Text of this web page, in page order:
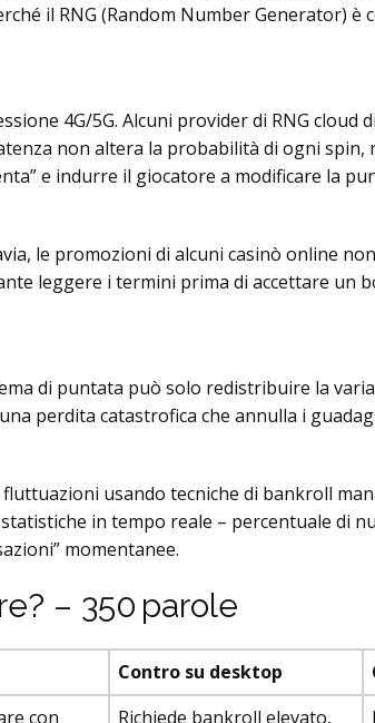
il RNG (Random Number Generator) è
4G/5G. Alcuni provider di RNG
non altera la probabilità di ogni spin,
e indurre il giocatore a modificare la
le promozioni di alcuni casinò online
leggere i termini prima di accettare un
di puntata può solo redistribuire la
perdita catastrofica che annulla i
usando tecniche di bankroll
in tempo reale – percentuale di
momentanee.
– 350 parole
Contro su desktop
con Richiede bankroll elevato,